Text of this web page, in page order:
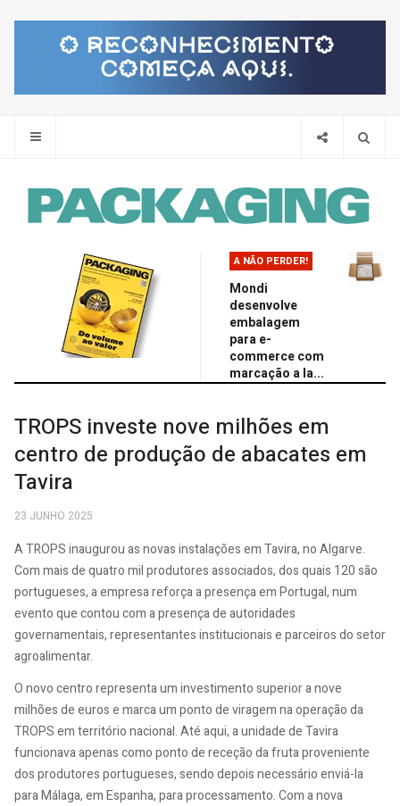
A NÃO PERDER!
Mondi
desenvolve
embalagem
para e-
commerce com
marcação a la...
TROPS investe nove milhões em
centro de produção de abacates em
Tavira
23 JUNHO 2025
A TROPS inaugurou as novas instalações em Tavira, no Algarve.
Com mais de quatro mil produtores associados, dos quais 120 são
portugueses, a empresa reforça a presença em Portugal, num
evento que contou com a presença de autoridades
governamentais, representantes institucionais e parceiros do setor
agroalimentar.
O novo centro representa um investimento superior a nove
milhões de euros e marca um ponto de viragem na operação da
TROPS em território nacional. Até aqui, a unidade de Tavira
funcionava apenas como ponto de receção da fruta proveniente
dos produtores portugueses, sendo depois necessário enviá-la
para Málaga, em Espanha, para processamento. Com a nova